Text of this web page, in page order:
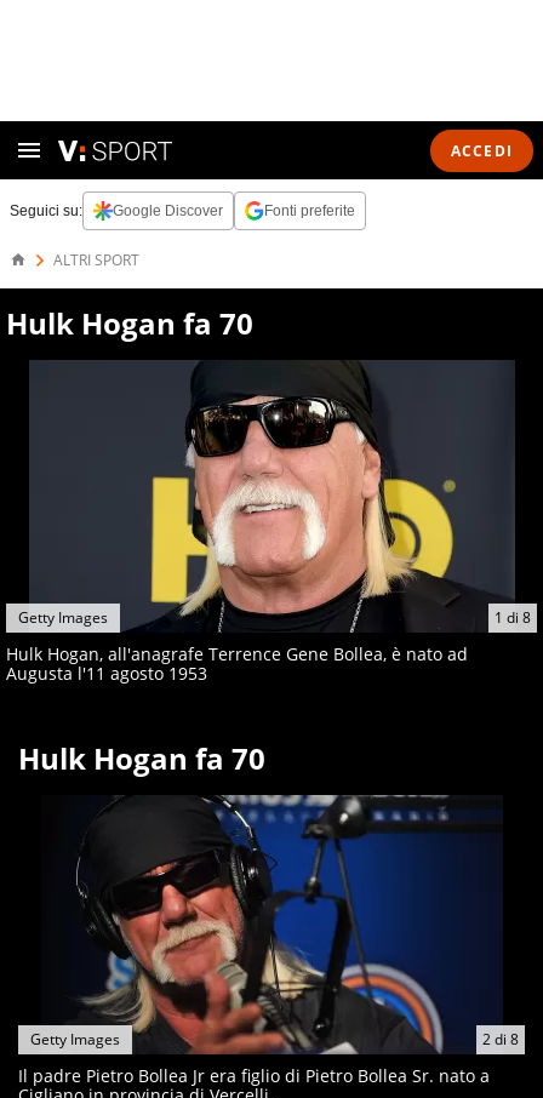
ACCEDI
Seguici su: Google Discover Fonti preferite
ALTRI SPORT
Hulk Hogan fa 70
1 di 8
Getty Images
Hulk Hogan, all'anagrafe Terrence Gene Bollea, è nato ad
Augusta l'11 agosto 1953
Hulk Hogan fa 70
2di 8
Getty Images
Il padre Pietro Bollea Jr era figlio di Pietro Bollea Sr. nato a